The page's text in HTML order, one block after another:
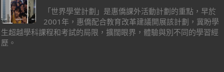
「世界學堂計劃」是惠僑課外活動計劃的重點，早於
2001年，惠僑配合教育改革建議開展該計劃，冀盼學
生超越學科課程和考試的局限，擴闊眼界，體驗與別不同的學習經
歷。